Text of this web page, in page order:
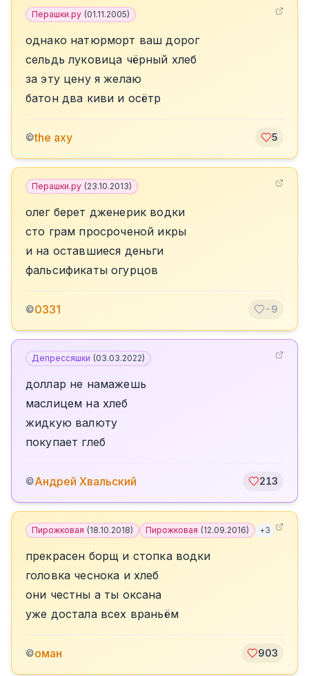
Перашки.ру (01.11.2005)
однако натюрморт ваш дорог
сельдь луковица чёрный хлеб
за эту цену я желаю
батон два киви и осётр
©the axy 5
Перашки.ру (23.10.2013)
олег берет дженерик водки
сто грам просроченой икры
и на оставшиеся деньги
фальсификаты огурцов
©0331 -9
Депрессяшки (03.03.2022)
доллар не намажешь
маслицем на хлеб
жидкую валюту
покупает глеб
©Андрей Хвальский 213
Пирожковая (18.10.2018) Пирожковая (12.09.2016) +3
прекрасен борщ и стопка водки
головка чеснока и хлеб
они честны а ты оксана
уже достала всех враньём
©оман 903